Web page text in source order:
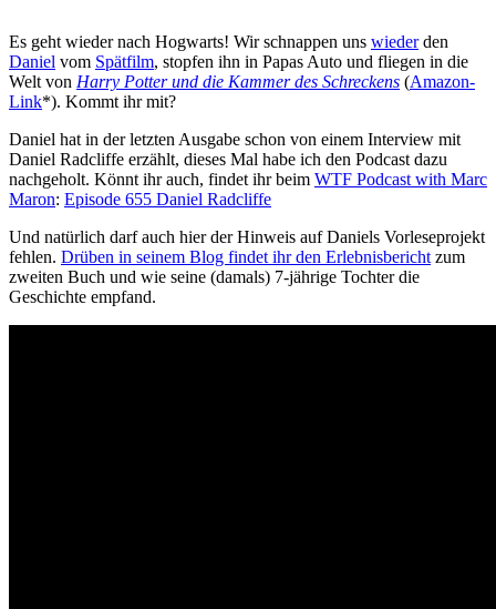
Es geht wieder nach Hogwarts! Wir schnappen uns wiederden
Daniel vom Spätfilm, stopfen ihn in Papas Auto und fliegen in die
Welt von Harry Potter und die Kammer des Schreckens (Amazon-
Link*). Kommt ihr mit?
Daniel hat in der letzten Ausgabe schon von einem Interview mit
Daniel Radcliffe erzählt, dieses Mal habe ich den Podcast dazu
nachgeholt. Könnt ihr auch, findet ihr beim WTF Podcast with Marc
Maron: Episode 655 Daniel Radcliffe
Und natürlich darf auch hier der Hinweis auf Daniels Vorleseprojekt
fehlen. Drüben in seinem Blog findet ihr den Erlebnisbericht zum
zweiten Buch und wie seine (damals) 7-jährige Tochter die
Geschichte empfand.